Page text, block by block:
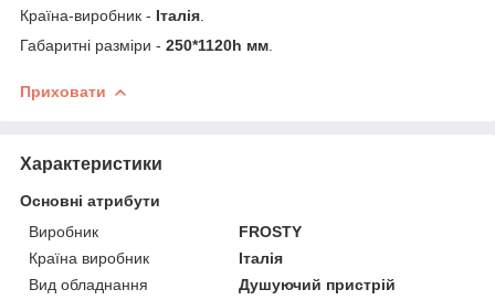
Країна-виробник - Італія
Габаритні разміри - 250*1120h мм
Приховати
Характеристики
Основні атрибути
Виробник
FROSTY
Країна виробник
Італія
Вид обладнання
Душуючий пристрій